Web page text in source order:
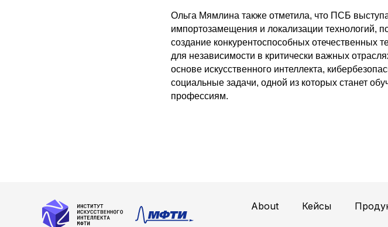
Ольга Мямлина также отметила, что ПСБ
импортозамещения и локализации технологий,
создание конкурентоспособных отечественных
для независимости в критически важных
основе искусственного интеллекта,
социальные задачи, одной из которых станет
профессиям.
About Кейсы